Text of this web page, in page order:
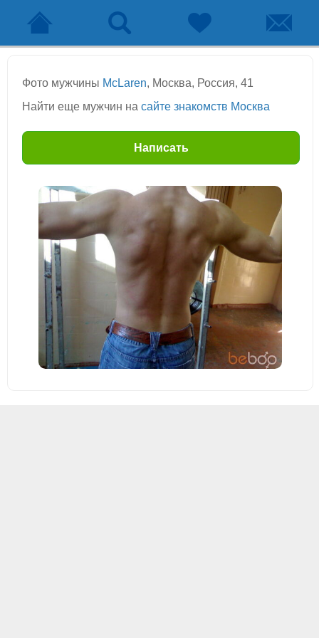
Фото мужчины McLaren, Москва, Россия, 41
Найти еще мужчин на сайте знакомств Москва
Написать